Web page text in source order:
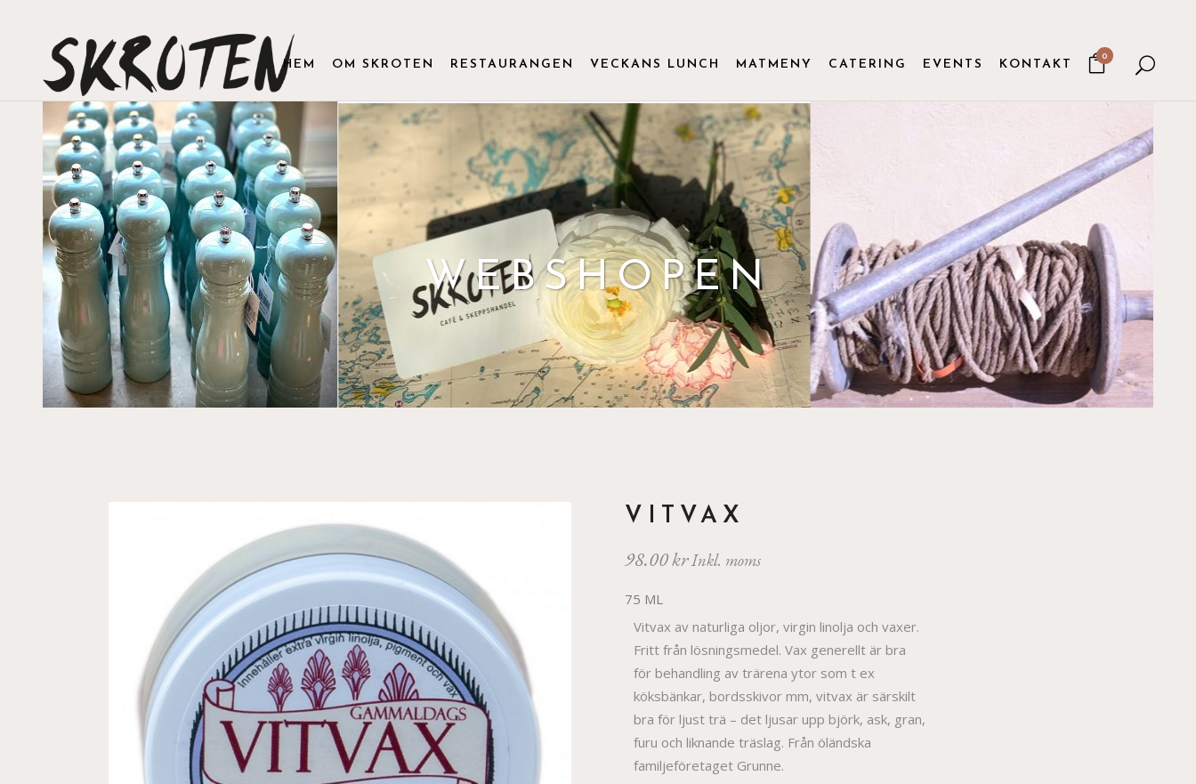
0
HEM OM SKROTEN RESTAURANGEN VECKANS LUNCH MATMENY CATERING EVENTS KONTAKT
WEBSHOPEN
VITVAX
98.00krInkl. moms
75 ML
Vitvax av naturliga oljor, virgin linolja och vaxer.
Fritt från lösningsmedel. Vax generellt är bra
för behandling av trärena ytor som t ex
köksbänkar, bordsskivor mm, vitvax är särskilt
bra för ljust trä – det ljusar upp björk, ask, gran,
furu och liknande träslag. Från öländska
familjeföretaget Grunne.